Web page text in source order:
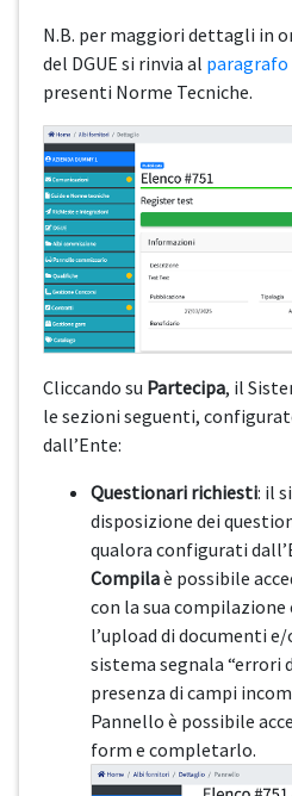
N.B. per maggiori dettagli in
del DGUE si rinvia al paragrafo
presenti Norme Tecniche.
Cliccando su Partecipa, il
le sezioni seguenti,
dall’Ente:
Questionari richiesti: il
disposizione dei
qualora configurati
Compilaè possibile
con la sua compilazione
l’upload di documenti
sistema segnala “errori
presenza di campi
Pannello è possibile
form e completarlo.